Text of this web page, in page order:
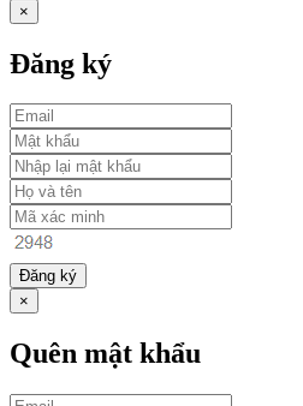
×
Đăng ký
Đăng ký
×
Quên mật khẩu